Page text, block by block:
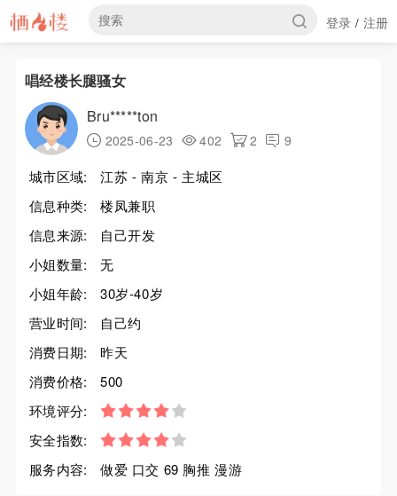
登录 / 注册
唱经楼长腿骚女
Bru*****ton
2025-06-23 402 2 9
城市区域:
江苏 - 南京 - 主城区
信息种类:
楼凤兼职
信息来源:
自己开发
小姐数量:
无
小姐年龄:
30岁-40岁
营业时间:
自己约
消费日期:
昨天
消费价格:
500
环境评分:
安全指数:
服务内容:
做爱 口交 69 胸推 漫游